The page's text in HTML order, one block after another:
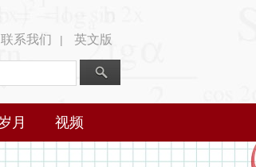
联系我们 | 英文版
月 视频